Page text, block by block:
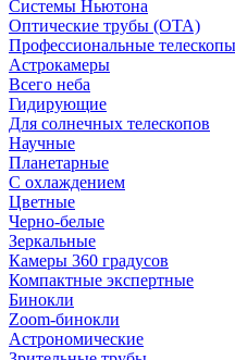
Системы Ньютона
Оптические трубы (OTA)
Профессиональные телескопы
Астрокамеры
Всего неба
Гидирующие
Для солнечных телескопов
Научные
Планетарные
С охлаждением
Цветные
Черно-белые
Зеркальные
Камеры 360 градусов
Компактные экспертные
Бинокли
Zoom-бинокли
Астрономические